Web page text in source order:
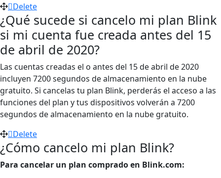
Delete
¿Qué sucede si cancelo mi plan Blink
si mi cuenta fue creada antes del 15
de abril de 2020?
Las cuentas creadas el o antes del 15 de abril de 2020
incluyen 7200 segundos de almacenamiento en la nube
gratuito. Si cancelas tu plan Blink, perderás el acceso a las
funciones del plan y tus dispositivos volverán a 7200
segundos de almacenamiento en la nube gratuito.
Delete
¿Cómo cancelo mi plan Blink?
Para cancelar un plan comprado en Blink.com: